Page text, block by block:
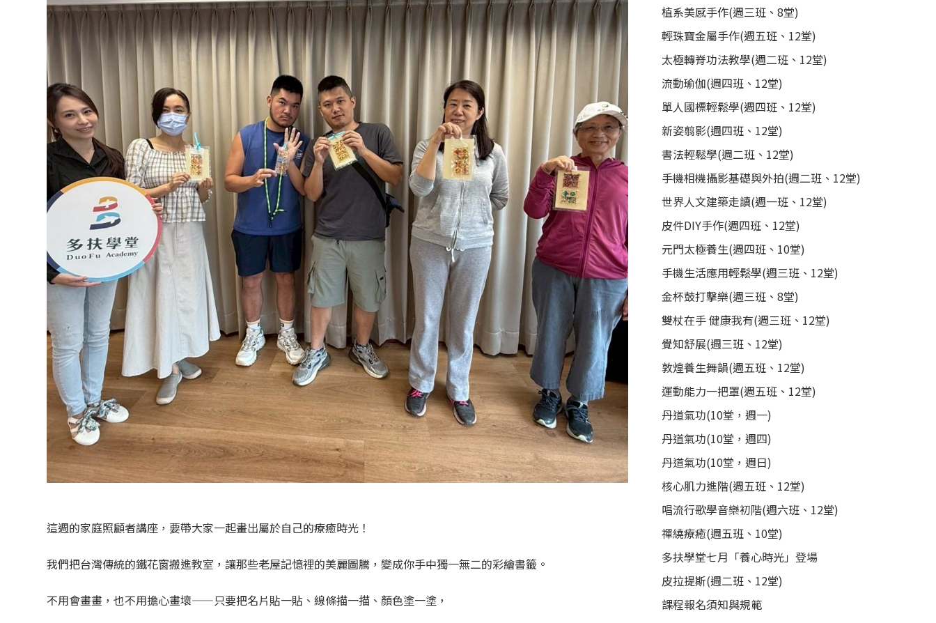
這週的家庭照顧者講座，要帶大家一起畫出屬於自己的療癒時光！
我們把台灣傳統的鐵花窗搬進教室，讓那些老屋記憶裡的美麗圖騰，變成你手中獨一無二的彩繪書籤。
不用會畫畫，也不用擔心畫壞——只要把名片貼一貼、線條描一描、顏色塗一塗，
植系美感手作(週三班、8堂)
輕珠寶金屬手作(週五班、12堂)
太極轉脊功法教學(週二班、12堂)
流動瑜伽(週四班、12堂)
單人國標輕鬆學(週四班、12堂)
新姿翦影(週四班、12堂)
書法輕鬆學(週二班、12堂)
手機相機攝影基礎與外拍(週二班、12堂)
世界人文建築走讀(週一班、12堂)
皮件DIY手作(週四班、12堂)
元門太極養生(週四班、10堂)
手機生活應用輕鬆學(週三班、12堂)
金杯鼓打擊樂(週三班、8堂)
雙杖在手 健康我有(週三班、12堂)
覺知舒展(週三班、12堂)
敦煌養生舞韻(週五班、12堂)
運動能力一把罩(週五班、12堂)
丹道氣功(10堂，週一)
丹道氣功(10堂，週四)
丹道氣功(10堂，週日)
核心肌力進階(週五班、12堂)
唱流行歌學音樂初階(週六班、12堂)
禪繞療癒(週五班、10堂)
多扶學堂七月「養心時光」登場
皮拉提斯(週二班、12堂)
課程報名須知與規範